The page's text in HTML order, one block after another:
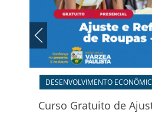
DESENVOLVIMENTO
Curso Gratuito de